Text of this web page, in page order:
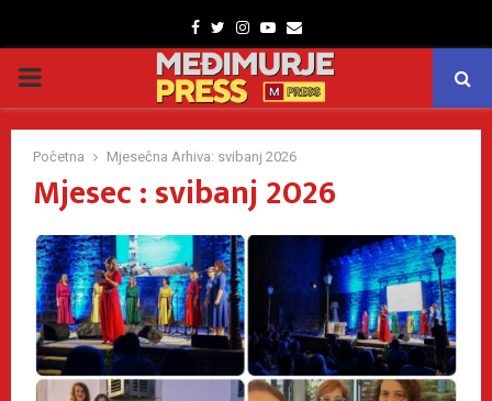
Facebook
TwitterInstagram
Youtube
Email
PRIMARY
MENU
Početna Mjesečna Arhiva: svibanj 2026
Mjesec : svibanj 2026